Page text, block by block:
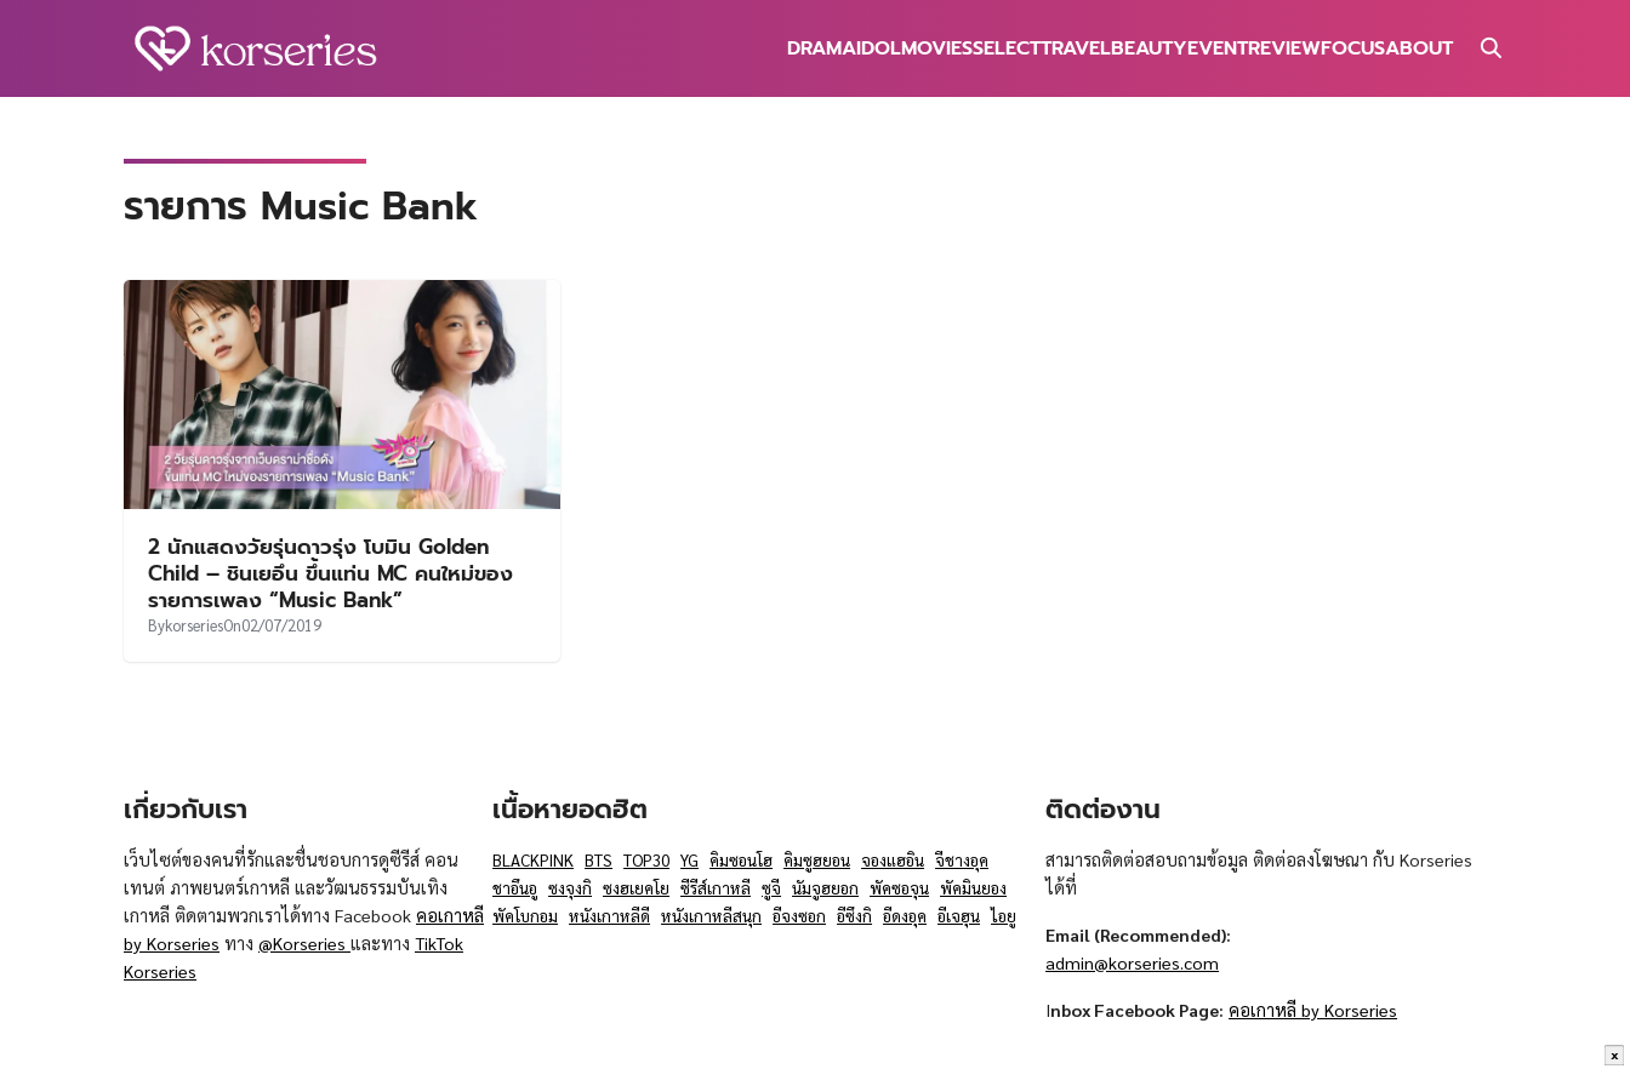
x
DRAMAIDOLMOVIESSELECTTRAVELBEAUTYEVENTREVIEWFOCUSABOUT
รายการ Music Bank
2 นักแสดงวัยรุ่นดาวรุ่ง โบมิน Golden
Child – ชินเยอึน ขึ้นแท่น MC คนใหม่ของ
รายการเพลง “Music Bank”
BykorseriesOn02/07/2019
เกี่ยวกับเรา
เว็บไซต์ของคนที่รักและชื่นชอบการดูซีรีส์ คอน
เทนต์ ภาพยนตร์เกาหลี และวัฒนธรรมบันเทิง
เกาหลี ติดตามพวกเราได้ทาง Facebook คอเกาหลี
by Korseries ทาง @Korseries และทาง TikTok
Korseries
เนื้อหายอดฮิต
BLACKPINK BTS TOP30 YG คิมซอนโฮ คิมซูฮยอน จองแฮอิน จีชางอุค
ชาอึนอู ซงจุงกิ ซงฮเยคโย ซีรีส์เกาหลี ซูจี นัมจูฮยอก พัคซอจุน พัคมินยอง
พัคโบกอม หนังเกาหลีดี หนังเกาหลีสนุก อีจงซอก อีซึงกิ อีดงอุค อีเจฮุน ไอยู
ติดต่องาน
สามารถติดต่อสอบถามข้อมูล ติดต่อลงโฆษณา กับ Korseries
ได้ที่
Email (Recommended):
admin@korseries.com
Inbox Facebook Page: คอเกาหลี by Korseries